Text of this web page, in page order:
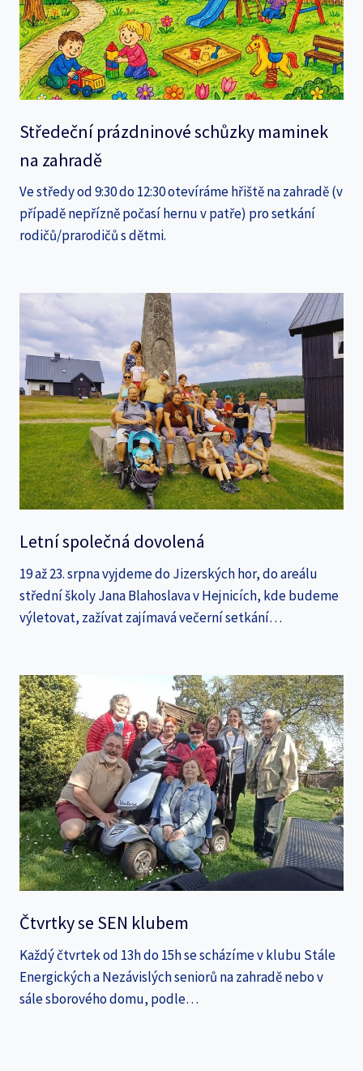
Středeční prázdninové schůzky maminek
na zahradě
Ve středy od 9:30 do 12:30 otevíráme hřiště na zahradě (v
případě nepřízně počasí hernu v patře) pro setkání
rodičů/prarodičů s dětmi.
Letní společná dovolená
19 až 23. srpna vyjdeme do Jizerských hor, do areálu
střední školy Jana Blahoslava v Hejnicích, kde budeme
výletovat, zažívat zajímavá večerní setkání…
Čtvrtky se SEN klubem
Každý čtvrtek od 13h do 15h se scházíme v klubu Stále
Energických a Nezávislých seniorů na zahradě nebo v
sále sborového domu, podle…